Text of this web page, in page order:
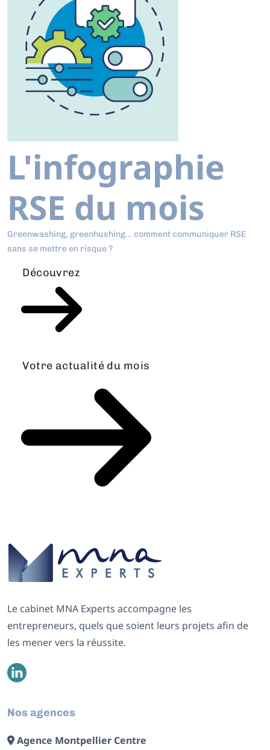
L'infographie
RSE du mois
Greenwashing, greenhushing… comment communiquer RSE
sans se mettre en risque ?
Découvrez
Votre actualité du mois
Le cabinet MNA Experts accompagne les
entrepreneurs, quels que soient leurs projets afin de
les mener vers la réussite.
Nos agences
Agence Montpellier Centre